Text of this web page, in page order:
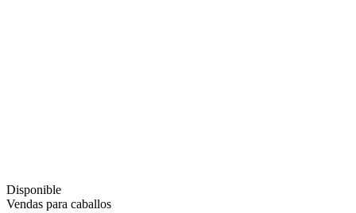
Disponible
Vendas para caballos